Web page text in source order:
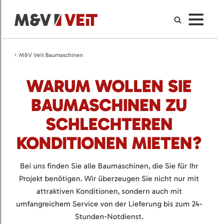
M&V Veit Baumaschinen
WARUM WOLLEN SIE
BAUMASCHINEN ZU
SCHLECHTEREN
KONDITIONEN MIETEN?
Bei uns finden Sie alle Baumaschinen, die Sie für Ihr
Projekt benötigen. Wir überzeugen Sie nicht nur mit
attraktiven Konditionen, sondern auch mit
umfangreichem Service von der Lieferung bis zum 24-
Stunden-Notdienst.